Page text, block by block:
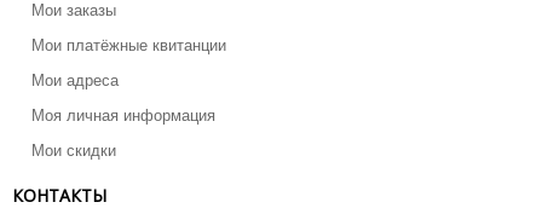
Мои заказы
Мои платёжные квитанции
Мои адреса
Моя личная информация
Мои скидки
КОНТАКТЫ